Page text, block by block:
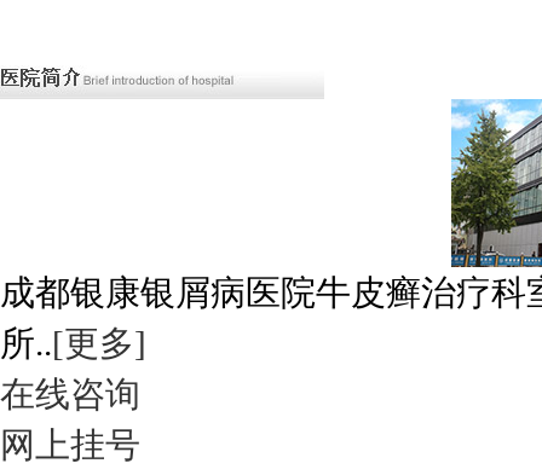
成都银康银屑病医院牛皮癣治疗
所..[更多]
在线咨询
网上挂号